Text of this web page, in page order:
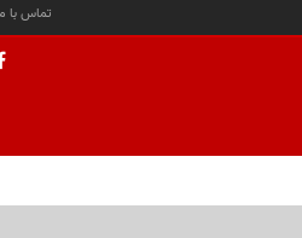
تماس با